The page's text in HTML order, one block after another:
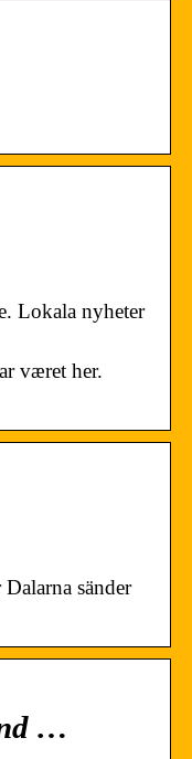
Lokala nyheter
været her.
sänder
…